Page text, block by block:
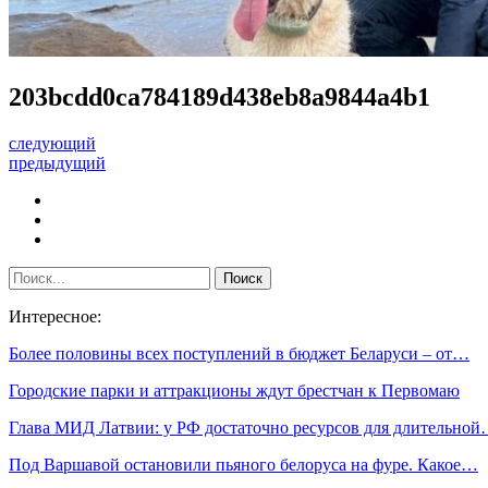
203bcdd0ca784189d438eb8a9844a4b1
следующий
предыдущий
Интересное:
Более половины всех поступлений в бюджет Беларуси – от…
Городские парки и аттракционы ждут брестчан к Первомаю
Глава МИД Латвии: у РФ достаточно ресурсов для
Под Варшавой остановили пьяного белоруса на фуре. Какое…